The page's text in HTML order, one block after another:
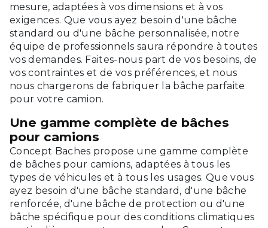
mesure, adaptées à vos dimensions et à vos
exigences. Que vous ayez besoin d'une bâche
standard ou d'une bâche personnalisée, notre
équipe de professionnels saura répondre à toutes
vos demandes. Faites-nous part de vos besoins, de
vos contraintes et de vos préférences, et nous
nous chargerons de fabriquer la bâche parfaite
pour votre camion.
Une gamme complète de bâches
pour camions
Concept Baches propose une gamme complète
de bâches pour camions, adaptées à tous les
types de véhicules et à tous les usages. Que vous
ayez besoin d'une bâche standard, d'une bâche
renforcée, d'une bâche de protection ou d'une
bâche spécifique pour des conditions climatiques